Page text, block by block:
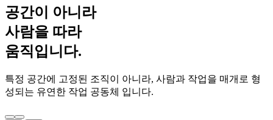
공간이 아니라
사람을 따라
움직입니다.
특정 공간에 고정된 조직이 아니라, 사람과 작업을 매개로 형
성되는 유연한 작업 공동체 입니다.